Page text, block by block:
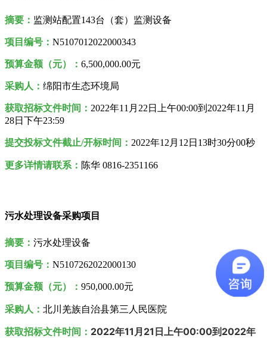
摘要： 监测站配置143台（套）监测设备
项目编号： N5107012022000343
预算金额（元）： 6,500,000.00元
采购人 ： 绵阳市生态环境局
获取招标文件时间： 2022年11月22日 上午00:00到2022年11月
28日 下午23:59
提交投标文件截止/开标时间： 2022年12月12日13时30分00秒
更多详情请联系： 陈华 0816-2351166
污水处理设备采购项目
摘要： 污水处理设备
项目编号： N5107262022000130
预算金额（元）： 950,000.00元
采购人 ： 北川羌族自治县第三人民医院
获取招标文件时间： 2022年11月21日 上午00:00到2022年